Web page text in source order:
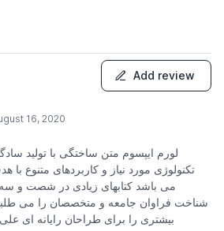
Add review
16, 2020
لورم ایپسوم متن ساختگی با تولید
تکنولوژی مورد نیاز و کاربردهای متنوع با
می باشد کتابهای زیادی در شصت و
شناخت فراوان جامعه و متخصصان را می طلبد
بیشتری را برای طراحان رایانه ای